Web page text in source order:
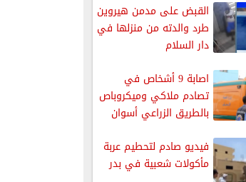
القبض على مدمن هيروين
طرد والدته من منزلها في
دار السلام
اصابة 9 أشخاص في
تصادم ملاكي وميكروباص
بالطريق الزراعي أسوان
فيديو صادم لتحطيم عربة
مأكولات شعبية في بدر